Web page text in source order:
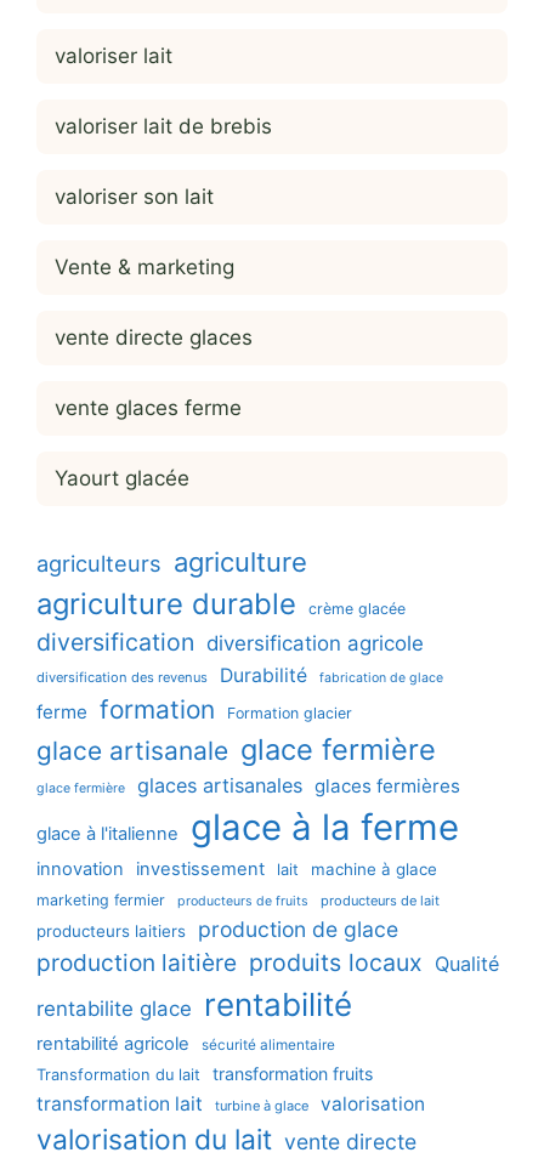
valoriser lait
valoriser lait de brebis
valoriser son lait
Vente & marketing
vente directe glaces
vente glaces ferme
Yaourt glacée
agriculteurs agriculture
agriculture durable crème glacée
diversification diversification agricole
diversification des revenus Durabilité fabrication de glace
ferme formation Formation glacier
glace artisanale glace fermière
glace fermière glaces artisanales glaces fermières
glace à l'italienne glace à la ferme
innovation investissement lait machine à glace
marketing fermier producteurs de fruits producteurs de lait
producteurs laitiers production de glace
production laitière produits locaux Qualité
rentabilite glace
rentabilité
rentabilité agricole sécurité alimentaire
Transformation du lait transformation fruits
transformation lait turbine à glace valorisation
valorisation du lait vente directe